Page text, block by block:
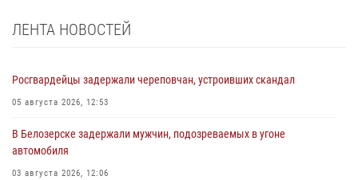
ЛЕНТА НОВОСТЕЙ
Росгвардейцы задержали череповчан, устроивших скандал
05 августа 2026, 12:53
В Белозерске задержали мужчин, подозреваемых в угоне
автомобиля
03 августа 2026, 12:06